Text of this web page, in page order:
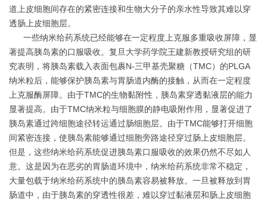
道上皮细胞间存在的紧密连接和生物大分子的亲水性导致其难以穿
透肠上皮细胞层。
一些纳米给药系统已经能够在一定程度上克服多重吸收屏障，显
著提高胰岛素的口服吸收。复旦大学药学院王建新教授研究组的研
究表明，将胰岛素载入表面包裹N-三甲基壳聚糖（TMC）的PLGA
纳米粒后，能够保护胰岛素与胃肠道内酶的接触，从而在一定程度
上克服酶屏障。由于TMC的生物黏附性，胰岛素穿透黏液层的能力
显著提高。由于TMC纳米粒与细胞膜的静电吸附作用，显著促进了
胰岛素通过跨细胞途径转运通过肠细胞层。由于TMC能够打开细胞
间紧密连接，使胰岛素能够通过细胞旁路途径穿过肠上皮细胞层。
但是，这些纳米给药系统促进胰岛素口服吸收的效果仍然不尽如人
意。这是因为在恶劣的胃肠道环境中，纳米给药系统非常不稳定，
大量包载于纳米给药系统中的胰岛素容易被释放。一旦被释放到胃
肠道中，由于胰岛素的穿透性很差，难以穿过黏液层和肠上皮细胞